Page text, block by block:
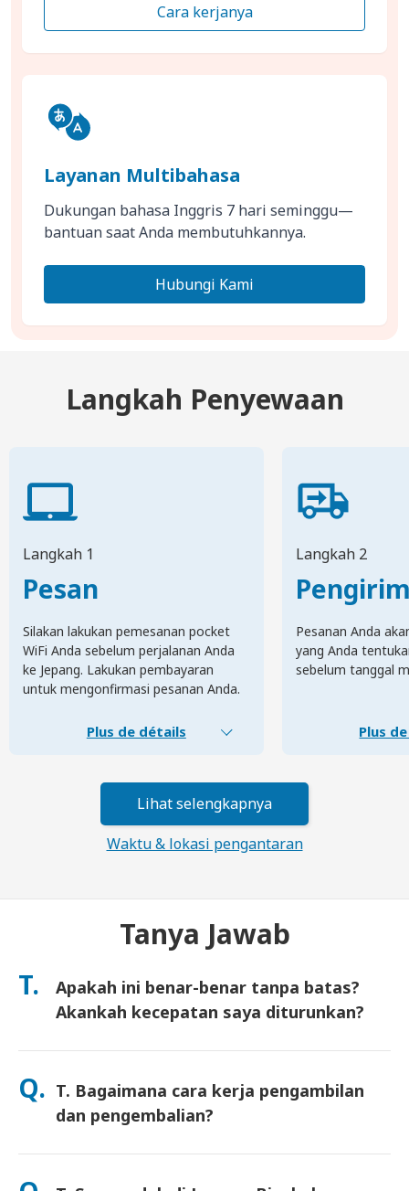
Cara kerjanya
Layanan Multibahasa
Dukungan bahasa Inggris 7 hari seminggu—
bantuan saat Anda membutuhkannya.
Hubungi Kami
Langkah Penyewaan
Langkah 1
Pesan
Silakan lakukan pemesanan pocket
WiFi Anda sebelum perjalanan Anda
ke Jepang. Lakukan pembayaran
untuk mengonfirmasi pesanan Anda.
Plus de détails
Langkah 2
Pesanan Anda
yang Anda
sebelum tanggal
Plus
Lihat selengkapnya
Waktu & lokasi pengantaran
Tanya Jawab
T.
Apakah ini benar-benar tanpa batas?
Akankah kecepatan saya diturunkan?
Ya. Ini benar-benar tanpa batas dan kami tidak menerapkan
kecepatan buatan. Anda dapat menggunakan data sebanyak
yang Anda mau, sepanjang hari. (Seperti jaringan seluler
lainnya, kepadatan operator sementara dapat memengaruhi
Q. T. Bagaimana cara kerja pengambilan
dan pengembalian?
Ambil di bandara utama, atau pilih pengiriman ke hotel/rumah